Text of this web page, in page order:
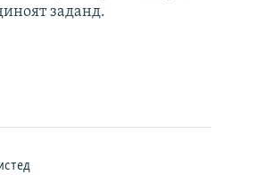
заданд.